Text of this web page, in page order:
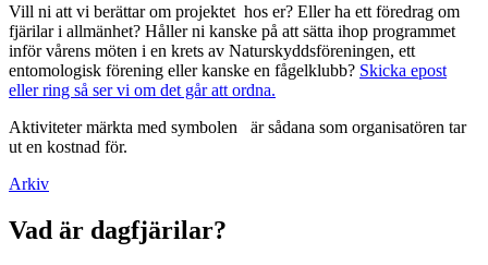
Vill ni att vi berättar om projektet hos er? Eller ha ett föredrag om
fjärilar i allmänhet? Håller ni kanske på att sätta ihop programmet
inför vårens möten i en krets av Naturskyddsföreningen, ett
entomologisk förening eller kanske en fågelklubb? Skicka epost
eller ring så ser vi om det går att ordna.
Aktiviteter märkta med symbolen
är sådana som organisatören tar
ut en kostnad för.
Arkiv
Vad är dagfjärilar?